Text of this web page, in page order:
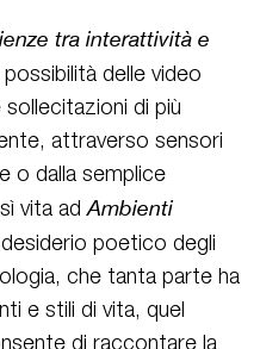
tra interattività e
delle video
sollecitazioni di più
attraverso sensori
o dalla semplice
vita adAmbienti
poetico degli
che tanta parte ha
e stili di vita, quel
di raccontare la